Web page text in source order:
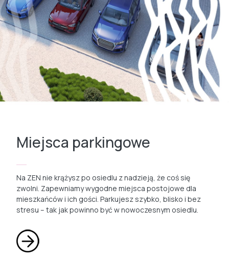
Miejsca parkingowe
Na ZEN nie krążysz po osiedlu z nadzieją, że coś się
zwolni. Zapewniamy wygodne miejsca postojowe dla
mieszkańców i ich gości. Parkujesz szybko, blisko i bez
stresu – tak jak powinno być w nowoczesnym osiedlu.